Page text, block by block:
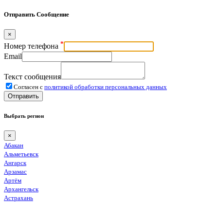
Отправить Сообщение
×
Номер телефона *
Email
Текст сообщения
Согласен с политикой обработки персональных данных
Отправить
Выбрать регион
×
Абакан
Альметьевск
Ангарск
Арзамас
Артём
Архангельск
Астрахань